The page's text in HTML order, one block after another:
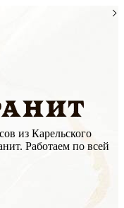
из Карельского
Работаем по всей